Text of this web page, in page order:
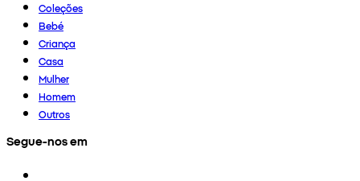
Coleções
Bebé
Criança
Casa
Mulher
Homem
Outros
Segue-nos em